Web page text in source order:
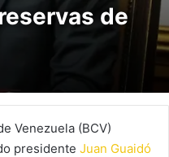
de
Venezuela (BCV)
presidente Juan Guaidó